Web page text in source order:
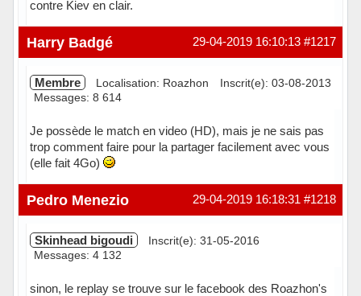
contre Kiev en clair.
Hors ligne #1217
29-04-2019 16:10:13
Harry Badgé
Membre Localisation: Roazhon
Inscrit(e): 03-08-2013
Messages: 8 614
Je possède le match en video (HD), mais je ne sais pas
trop comment faire pour la partager facilement avec vous
(elle fait 4Go)
Hors ligne #1218
29-04-2019 16:18:31
Pedro Menezio
Skinhead bigoudi
Inscrit(e): 31-05-2016
Messages: 4 132
sinon, le replay se trouve sur le facebook des Roazhon's